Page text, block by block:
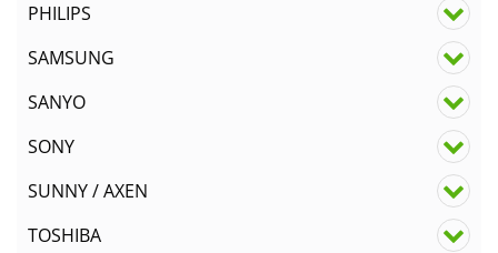
PHILIPS
SAMSUNG
SANYO
SONY
SUNNY / AXEN
TOSHIBA